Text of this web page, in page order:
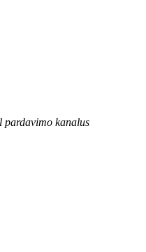
pardavimo kanalus